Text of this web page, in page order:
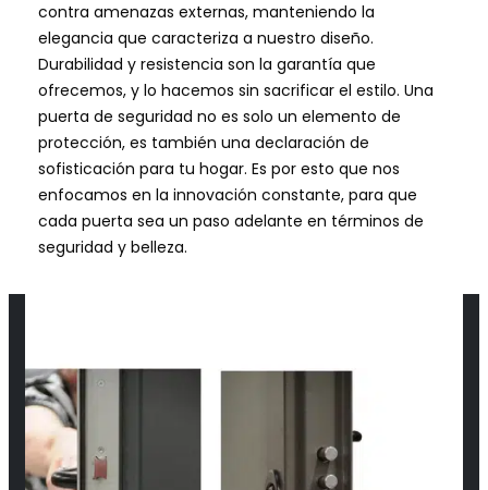
contra amenazas externas, manteniendo la
elegancia que caracteriza a nuestro diseño.
Durabilidad y resistencia son la garantía que
ofrecemos, y lo hacemos sin sacrificar el estilo. Una
puerta de seguridad no es solo un elemento de
protección, es también una declaración de
sofisticación para tu hogar. Es por esto que nos
enfocamos en la innovación constante, para que
cada puerta sea un paso adelante en términos de
seguridad y belleza.